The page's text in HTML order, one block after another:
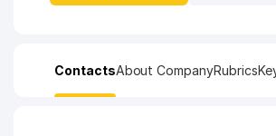
ContactsAbout CompanyRubrics